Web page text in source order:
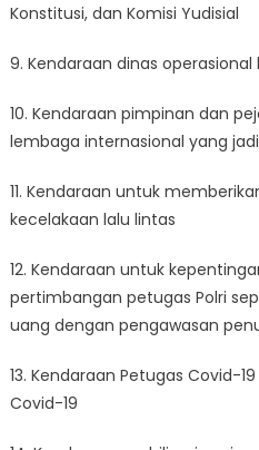
Konstitusi, dan Komisi Yudisial
9. Kendaraan dinas
10. Kendaraan pimpinan dan
lembaga internasional yang
11. Kendaraan untuk
kecelakaan lalu lintas
12. Kendaraan untuk
pertimbangan petugas Polri
uang dengan pengawasan
13. Kendaraan Petugas Covid-
Covid-19